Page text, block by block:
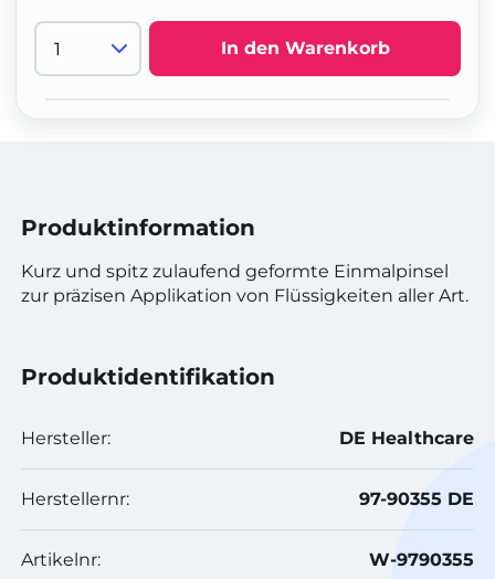
In den Warenkorb
Produktinformation
Kurz und spitz zulaufend geformte Einmalpinsel
zur präzisen Applikation von Flüssigkeiten aller Art.
Produktidentifikation
Hersteller: DE Healthcare
Herstellernr: 97-90355 DE
Artikelnr: W-9790355